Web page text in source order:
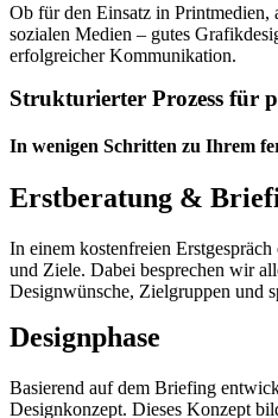
Ob für den Einsatz in Printmedien,
sozialen Medien – gutes
erfolgreicher Kommunikation.
Strukturierter Prozess für
In wenigen Schritten zu Ihrem
Erstberatung &
In einem kostenfreien
und Ziele. Dabei besprechen wir
Designwünsche, Zielgruppen und
Designphase
Basierend auf dem Briefing
Designkonzept. Dieses Konzept